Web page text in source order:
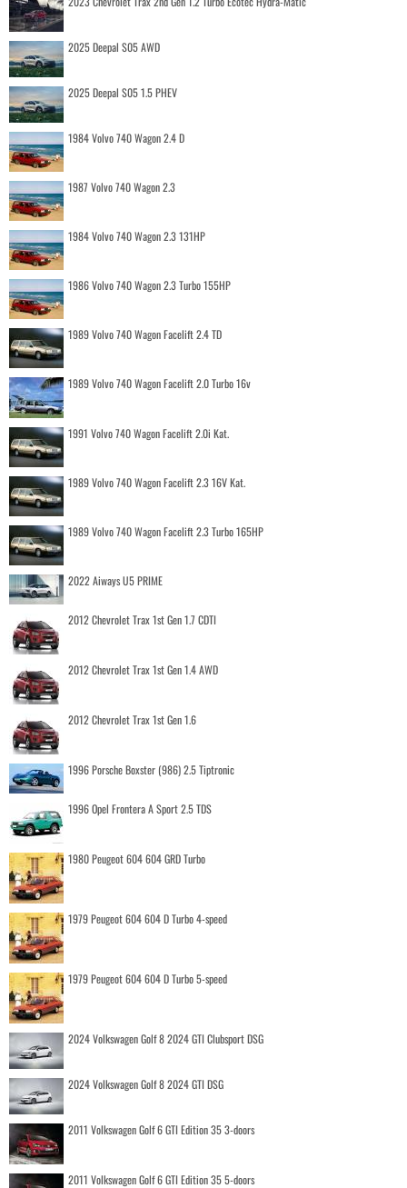
2025 Deepal S05 AWD
2025 Deepal S05 1.5 PHEV
1984 Volvo 740 Wagon 2.4 D
1987 Volvo 740 Wagon 2.3
1984 Volvo 740 Wagon 2.3 131HP
1986 Volvo 740 Wagon 2.3 Turbo 155HP
1989 Volvo 740 Wagon Facelift 2.4 TD
1989 Volvo 740 Wagon Facelift 2.0 Turbo 16v
1991 Volvo 740 Wagon Facelift 2.0i Kat.
1989 Volvo 740 Wagon Facelift 2.3 16V Kat.
1989 Volvo 740 Wagon Facelift 2.3 Turbo 165HP
2022 Aiways U5 PRIME
2012 Chevrolet Trax 1st Gen 1.7 CDTI
2012 Chevrolet Trax 1st Gen 1.4 AWD
2012 Chevrolet Trax 1st Gen 1.6
1996 Porsche Boxster (986) 2.5 Tiptronic
1996 Opel Frontera A Sport 2.5 TDS
1980 Peugeot 604 604 GRD Turbo
1979 Peugeot 604 604 D Turbo 4-speed
1979 Peugeot 604 604 D Turbo 5-speed
2024 Volkswagen Golf 8 2024 GTI Clubsport DSG
2024 Volkswagen Golf 8 2024 GTI DSG
2011 Volkswagen Golf 6 GTI Edition 35 3-doors
2011 Volkswagen Golf 6 GTI Edition 35 5-doors